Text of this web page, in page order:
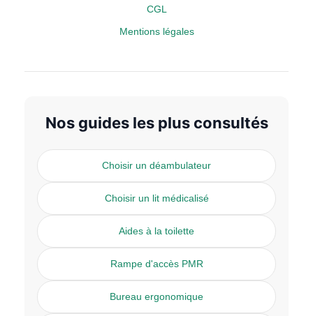
CGL
Mentions légales
Nos guides les plus consultés
Choisir un déambulateur
Choisir un lit médicalisé
Aides à la toilette
Rampe d'accès PMR
Bureau ergonomique